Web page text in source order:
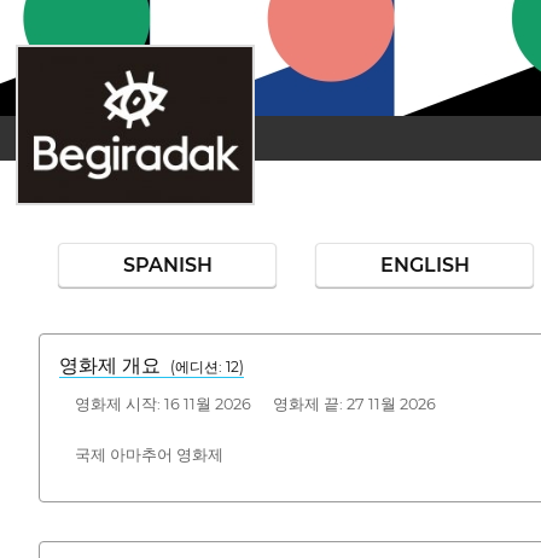
SPANISH ENGLISH
영화제 개요 (에디션: 12)
영화제 시작: 16 11월 2026 영화제 끝: 27 11월 2026
국제 아마추어 영화제